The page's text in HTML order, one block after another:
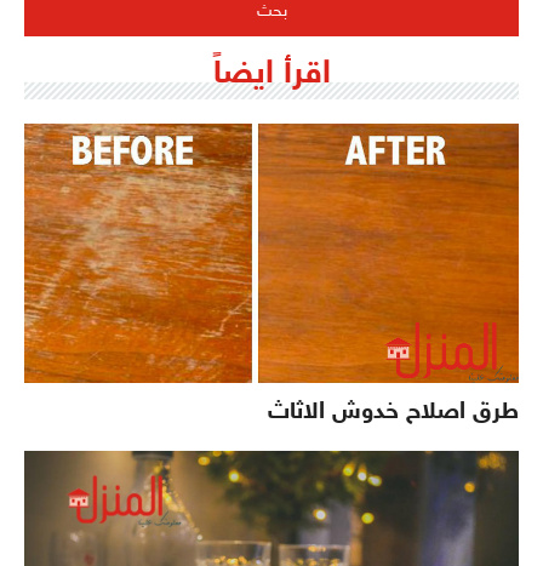
اقرأ ايضاً
طرق اصلاح خدوش الاثاث